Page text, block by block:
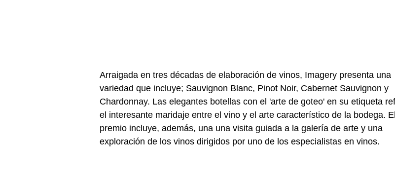
Arraigada en tres décadas de elaboración de vinos, Imagery presenta una
variedad que incluye; Sauvignon Blanc, Pinot Noir, Cabernet Sauvignon y
Chardonnay. Las elegantes botellas con el 'arte de goteo' en su etiqueta
el interesante maridaje entre el vino y el arte característico de la bodega. El
premio incluye, además, una una visita guiada a la galería de arte y una
exploración de los vinos dirigidos por uno de los especialistas en vinos.